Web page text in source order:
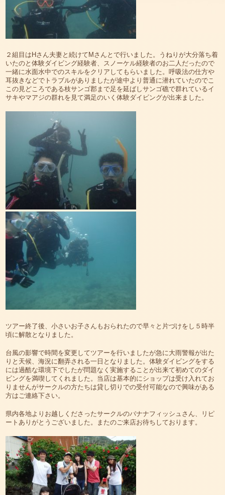
２組目はHさん夫妻と続けてMさんとで行いました。うねりが大分落ち着
いたのと体験ダイビング経験者、スノーケル経験者のお二人だったので
一緒に水面水中でのスキルをクリアしてもらいました。呼吸法の仕方や
耳抜きなどでトラブルがありましたが途中より普通に潜れていたのでこ
この見どころである枝サンゴ郡まで足を延ばしサンゴ礁で群れているイ
サキやマアジの群れを見て満足のいく体験ダイビングが出来ました。
ツアー終了後、小さいお子さんもおられたので早々と片づけをし５時半
頃に解散となりました。
台風の影響で時間を変更してツアーを行いましたが急に大雨警報が出た
りと天候、海況に翻弄される一日となりました。体験ダイビングをする
には過酷な環境下でしたが問題なく実施することが出来て初めてのダイ
ビングを満喫してくれました。当店は基本的にショップは受け入れてお
りませんがサークルの方たちは貸し切りでの受付可能なので興味がある
方はご連絡下さい。
県内各地よりお越しくださったサークルのバナナフィッシュさん、リピ
ートありがとうございました。またのご来店お待ちしております。